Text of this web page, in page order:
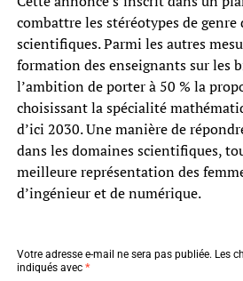
combattre les stéréotypes de
scientifiques. Parmi les autres
formation des enseignants sur les
l’ambition de porter à 50 % la
choisissant la spécialité
d’ici 2030. Une manière de
dans les domaines scientifiques,
meilleure représentation des
d’ingénieur et de numérique.
Votre adresse e-mail ne sera pas publiée. Les
indiqués avec *